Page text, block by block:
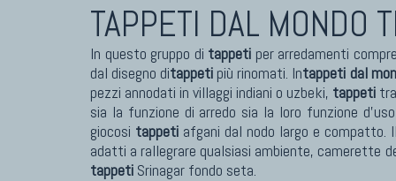
TAPPETI DAL MONDO
In questo gruppo di tappeti per arredamenti
dal disegno ditappeti più rinomati. Intappeti dal
pezzi annodati in villaggi indiani o uzbeki, tappeti
sia la funzione di arredo sia la loro funzione
giocosi tappeti afgani dal nodo largo e compatto.
adatti a rallegrare qualsiasi ambiente, camerette
tappeti Srinagar fondo seta.